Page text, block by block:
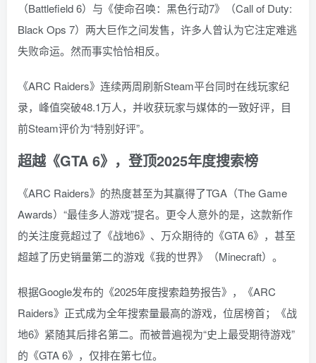
（Battlefield 6）与《使命召唤：黑色行动7》（Call of Duty:
Black Ops 7）两大巨作之间发售，许多人曾认为它注定难逃
失败命运。然而事实恰恰相反。
《ARC Raiders》连续两周刷新Steam平台同时在线玩家纪
录，峰值突破48.1万人，并收获玩家与媒体的一致好评，目
前Steam评价为“特别好评”。
超越《GTA 6》，登顶2025年度搜索榜
《ARC Raiders》的热度甚至为其赢得了TGA（The Game
Awards）“最佳多人游戏”提名。更令人意外的是，这款新作
的关注度竟超过了《战地6》、万众期待的《GTA 6》，甚至
超越了历史销量第二的游戏《我的世界》（Minecraft）。
根据Google发布的《2025年度搜索趋势报告》，《ARC
Raiders》正式成为全年搜索量最高的游戏，位居榜首；《战
地6》紧随其后排名第二。而被普遍视为“史上最受期待游戏”
的《GTA 6》，仅排在第七位。